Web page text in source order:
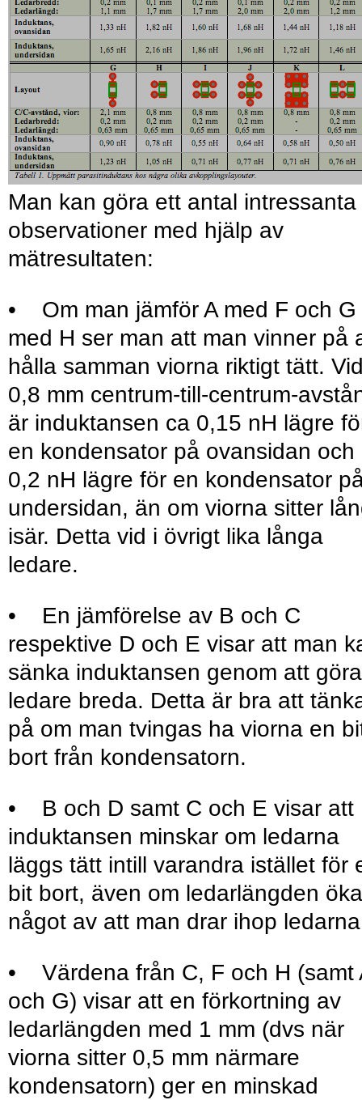
Man kan göra ett antal intressanta
observationer med hjälp av
mätresultaten:
• Om man jämför A med F och G
med H ser man att man vinner på
hålla samman viorna riktigt tätt.
0,8 mm centrum-till-centrum-
är induktansen ca 0,15 nH lägre
en kondensator på ovansidan och
0,2 nH lägre för en kondensator
undersidan, än om viorna sitter
isär. Detta vid i övrigt lika långa
ledare.
• En jämförelse av B och C
respektive D och E visar att man
sänka induktansen genom att göra
ledare breda. Detta är bra att
på om man tvingas ha viorna en
bort från kondensatorn.
• B och D samt C och E visar att
induktansen minskar om ledarna
läggs tätt intill varandra istället för
bit bort, även om ledarlängden
något av att man drar ihop
• Värdena från C, F och H (samt
och G) visar att en förkortning av
ledarlängden med 1 mm (dvs när
viorna sitter 0,5 mm närmare
kondensatorn) ger en minskad